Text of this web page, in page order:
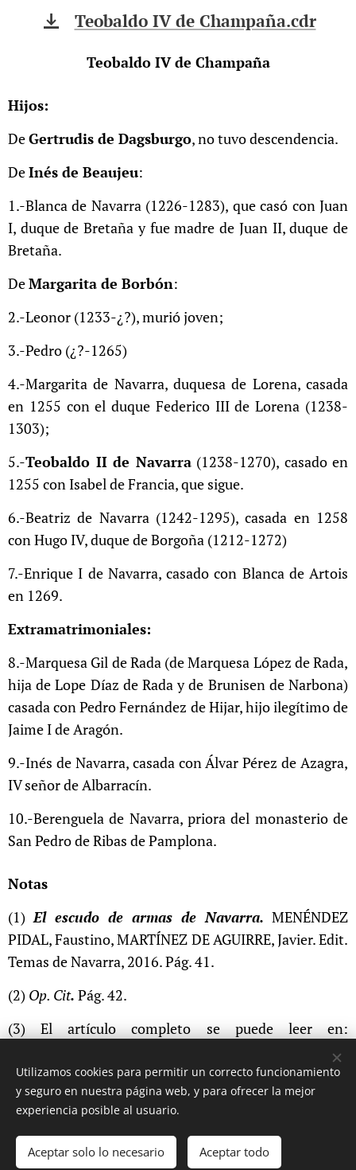
Teobaldo IV de Champaña.cdr
Teobaldo IV de Champaña
Hijos:
DeGertrudis de Dagsburgo, no tuvo descendencia.
DeInés de Beaujeu:
1.-Blanca de Navarra (1226-1283), que casó con Juan
I, duque de Bretaña y fue madre de Juan II, duque de
Bretaña.
DeMargarita de Borbón:
2.-Leonor (1233-¿?), murió joven;
3.-Pedro (¿?-1265)
4.-Margarita de Navarra, duquesa de Lorena, casada
en 1255 con el duque Federico III de Lorena (1238-
1303);
5.-Teobaldo II de Navarra(1238-1270), casado en
1255 con Isabel de Francia, que sigue.
6.-Beatriz de Navarra (1242-1295), casada en 1258
con Hugo IV, duque de Borgoña (1212-1272)
7.-Enrique I de Navarra, casado con Blanca de Artois
en 1269.
Extramatrimoniales:
8.-Marquesa Gil de Rada (de Marquesa López de Rada,
hija de Lope Díaz de Rada y de Brunisen de Narbona)
casada con Pedro Fernández de Hijar, hijo ilegítimo de
Jaime I de Aragón.
9.-Inés de Navarra, casada con Álvar Pérez de Azagra,
IV señor de Albarracín.
10.-Berenguela de Navarra, priora del monasterio de
San Pedro de Ribas de Pamplona.
Notas
(1)El escudo de armas de Navarra. MENÉNDEZ
PIDAL, Faustino, MARTÍNEZ DE AGUIRRE, Javier. Edit.
Temas de Navarra, 2016. Pág. 41.
(2) Op. Cit. Pág. 42.
(3) El artículo completo se puede leer en:
© 2017 Ignacio Koblischek. Todos los derechos reservados.
Cookies
Utilizamos cookies para permitir un correcto funcionamiento
y seguro en nuestra página web, y para ofrecer la mejor
experiencia posible al usuario.
Aceptar solo lo necesario Aceptar todo